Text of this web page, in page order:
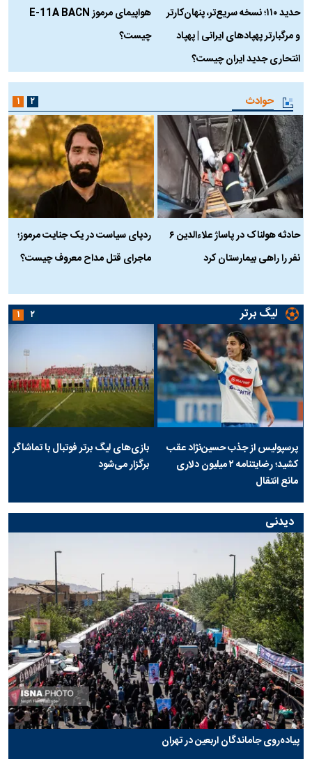
حدید ۱۱۰؛ نسخه سریع‌تر، پنهان‌کارتر
و مرگبارتر پهپادهای ایرانی | پهپاد
انتحاری جدید ایران چیست؟
هواپیمای مرموز E-11A BACN
چیست؟
حوادث
حادثه هولناک در پاساژ علاءالدین ۶
نفر را راهی بیمارستان کرد
ردپای سیاست در یک جنایت مرموز؛
ماجرای قتل مداح معروف چیست؟
۱ ۲
لیگ برتر
پرسپولیس از جذب حسین‌نژاد عقب
کشید؛ رضایتنامه ۲ میلیون دلاری
مانع انتقال
بازی‌های لیگ برتر فوتبال با تماشاگر
برگزار می‌شود
۱ ۲
دیدنی
پیاده‌روی جاماندگان اربعین در تهران